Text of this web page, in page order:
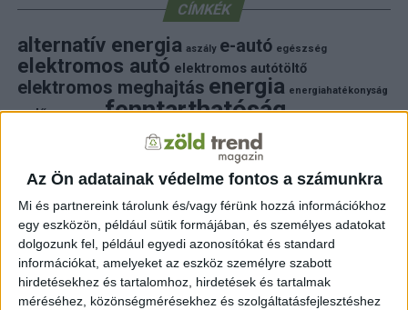
Az Ön adatainak védelme fontos a számunkra
Mi és partnereink tárolunk és/vagy férünk hozzá információkhoz
egy eszközön, például sütik formájában, és személyes adatokat
dolgozunk fel, például egyedi azonosítókat és standard
információkat, amelyeket az eszköz személyre szabott
hirdetésekhez és tartalomhoz, hirdetések és tartalmak
méréséhez, közönségmérésekhez és szolgáltatásfejlesztéshez
CÍMKÉK
alternatív energia aszály e-autó egészség
elektromos autó elektromos autótöltő
elektromos meghajtás energia energiahatékonyság
erdő fejlesztés fenntarthatóság fotovoltaikus
hulladék időjárás klímaváltozás
környezet
környezetvédelem környezetvédelmi hírek
közlekedés megújuló energia mezőgazdaság
napelemnapelemeknapenergia
naperőmű solar solar energy szelektiv hulladék természet
természetvédelem villamosenergia villanyautó víz
autó
zöld energia zöld energiaforrás zöld hirek
állatvédelem áram életmód újrahasznosítás